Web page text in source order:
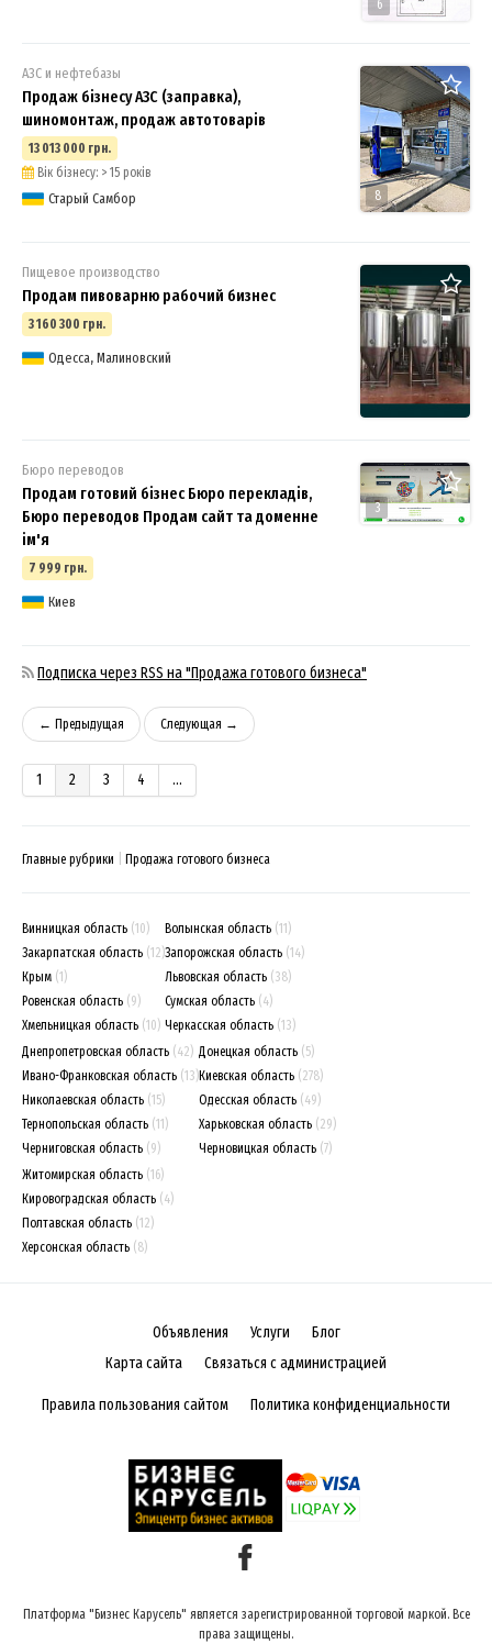
6
8
АЗС и нефтебазы
Продаж бізнесу АЗС (заправка),
шиномонтаж, продаж автотоварів
13 013 000 грн.
Вік бізнесу: > 15 років
Старый Самбор
Пищевое производство
Продам пивоварню рабочий бизнес
3 160 300 грн.
Одесса, Малиновский
3
Бюро переводов
Продам готовий бізнес Бюро перекладів,
Бюро переводов Продам сайт та доменне
ім'я
7 999 грн.
Киев
Подписка через RSS на "Продажа готового бизнеса"
← Предыдущая Следующая →
1 2 3 4 ...
Главные рубрики Продажа готового бизнеса
Винницкая область (10)
Закарпатская область (12)
Крым (1)
Ровенская область (9)
Хмельницкая область (10)
Волынская область (11)
Запорожская область (14)
Львовская область (38)
Сумская область (4)
Черкасская область (13)
Днепропетровская область (42)
Ивано-Франковская область (13)
Николаевская область (15)
Тернопольская область (11)
Черниговская область (9)
Донецкая область (5)
Киевская область (278)
Одесская область (49)
Харьковская область (29)
Черновицкая область (7)
Житомирская область (16)
Кировоградская область (4)
Полтавская область (12)
Херсонская область (8)
Объявления Услуги
Блог
Карта сайта
Связаться с администрацией
Правила пользования сайтом Политика конфиденциальности
Платформа "Бизнес Карусель" является зарегистрированной торговой маркой. Все
права защищены.